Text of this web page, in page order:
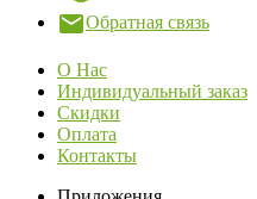
Обратная связь
О Нас
Индивидуальный заказ
Скидки
Оплата
Контакты